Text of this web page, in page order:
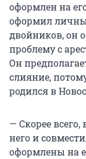
оформлен на
оформил
двойников, он
проблему с
Он
слияние,
родился в
— Скорее
него и
оформлены на